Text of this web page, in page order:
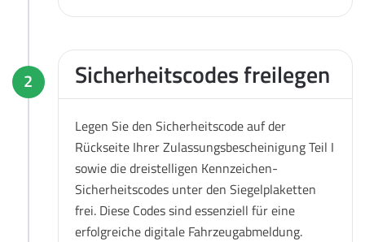
2 Sicherheitscodes freilegen
Legen Sie den Sicherheitscode auf der
Rückseite Ihrer Zulassungsbescheinigung Teil I
sowie die dreistelligen Kennzeichen-
Sicherheitscodes unter den Siegelplaketten
frei. Diese Codes sind essenziell für eine
erfolgreiche digitale Fahrzeugabmeldung.